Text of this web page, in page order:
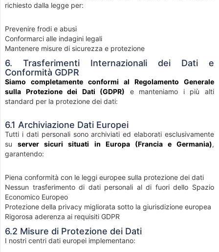
richiesto dalla legge per:
Prevenire frodi e abusi
Conformarci alle indagini legali
Mantenere misure di sicurezza e protezione
6. Trasferimenti Internazionali dei Dati e
Conformità GDPR
Siamo completamente conformi al Regolamento Generale
sulla Protezione dei Dati (GDPR) e manteniamo i più alti
standard per la protezione dei dati:
6.1 Archiviazione Dati Europei
Tutti i dati personali sono archiviati ed elaborati esclusivamente
suserver sicuri situati in Europa (Francia e Germania),
garantendo:
Piena conformità con le leggi europee sulla protezione dei dati
Nessun trasferimento di dati personali al di fuori dello Spazio
Economico Europeo
Protezione della privacy migliorata sotto la giurisdizione europea
Rigorosa aderenza ai requisiti GDPR
6.2 Misure di Protezione dei Dati
I nostri centri dati europei implementano: